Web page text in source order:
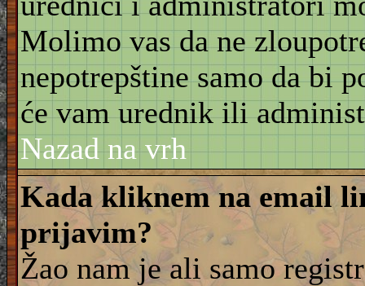
Molimo vas da ne
nepotrepštine samo da bi
će vam urednik ili
Nazad na vrh
Kada kliknem na email
prijavim?
Žao nam je ali samo